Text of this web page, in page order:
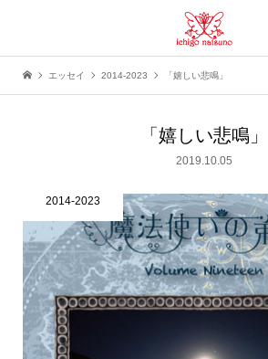
エッセイ 2014-2023 「嬉しい悲鳴」
「嬉しい悲鳴」
2019.10.05
2014-2023